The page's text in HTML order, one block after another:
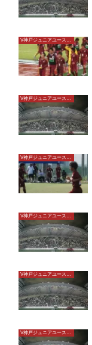
V神戸ジュニアユースU15
V神戸ジュニアユースU15
V神戸ジュニアユースU15
V神戸ジュニアユースU15
V神戸ジュニアユースU15